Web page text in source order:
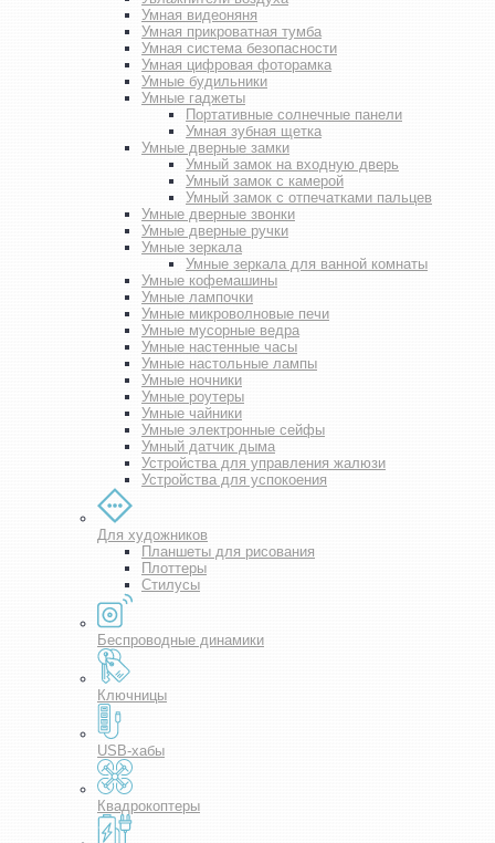
Умная видеоняня
Умная прикроватная тумба
Умная система безопасности
Умная цифровая фоторамка
Умные будильники
Умные гаджеты
Портативные солнечные панели
Умная зубная щетка
Умные дверные замки
Умный замок на входную дверь
Умный замок с камерой
Умный замок с отпечатками пальцев
Умные дверные звонки
Умные дверные ручки
Умные зеркала
Умные зеркала для ванной комнаты
Умные кофемашины
Умные лампочки
Умные микроволновые печи
Умные мусорные ведра
Умные настенные часы
Умные настольные лампы
Умные ночники
Умные роутеры
Умные чайники
Умные электронные сейфы
Умный датчик дыма
Устройства для управления жалюзи
Устройства для успокоения
Для художников
Планшеты для рисования
Плоттеры
Стилусы
Беспроводные динамики
Ключницы
USB-хабы
Квадрокоптеры